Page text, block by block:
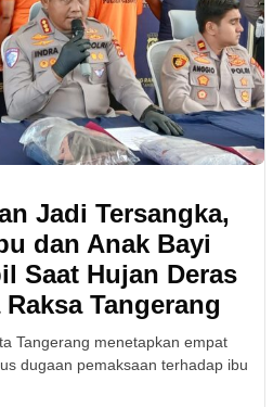
Jadi Tersangka,
dan Anak Bayi
Saat Hujan Deras
Tangerang
Tangerang menetapkan empat
dugaan pemaksaan terhadap ibu